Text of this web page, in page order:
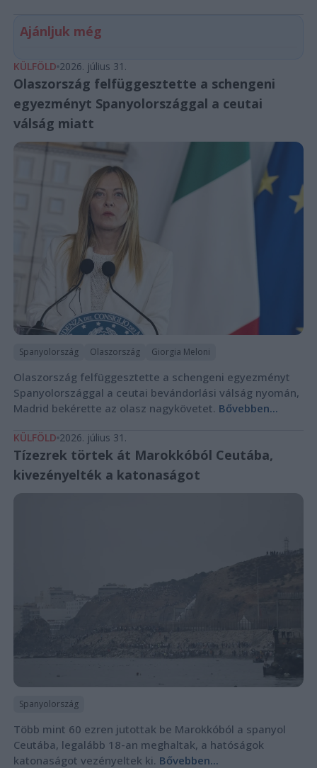
Ajánljuk még
KÜLFÖLD 2026. július 31.
Olaszország felfüggesztette a schengeni
egyezményt Spanyolországgal a ceutai
válság miatt
Spanyolország Olaszország Giorgia Meloni
Olaszország felfüggesztette a schengeni egyezményt
Spanyolországgal a ceutai bevándorlási válság nyomán,
Madrid bekérette az olasz nagykövetet. Bővebben...
KÜLFÖLD 2026. július 31.
Tízezrek törtek át Marokkóból Ceutába,
kivezényelték a katonaságot
Spanyolország
Több mint 60 ezren jutottak be Marokkóból a spanyol
Ceutába, legalább 18-an meghaltak, a hatóságok
katonaságot vezényeltek ki. Bővebben...